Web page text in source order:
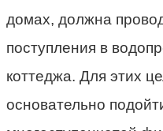
домах, должна
поступления в
коттеджа. Для этих
основательно